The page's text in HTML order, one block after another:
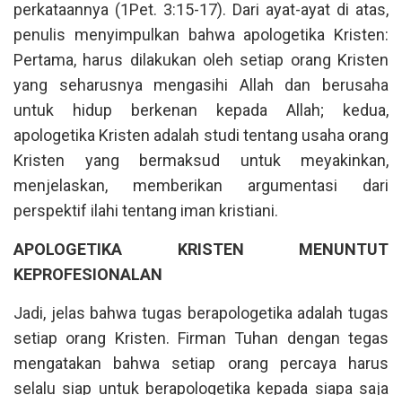
perkataannya (1Pet. 3:15-17). Dari ayat-ayat di atas,
penulis menyimpulkan bahwa apologetika Kristen:
Pertama, harus dilakukan oleh setiap orang Kristen
yang seharusnya mengasihi Allah dan berusaha
untuk hidup berkenan kepada Allah; kedua,
apologetika Kristen adalah studi tentang usaha orang
Kristen yang bermaksud untuk meyakinkan,
menjelaskan, memberikan argumentasi dari
perspektif ilahi tentang iman kristiani.
APOLOGETIKA KRISTEN MENUNTUT
KEPROFESIONALAN
Jadi, jelas bahwa tugas berapologetika adalah tugas
setiap orang Kristen. Firman Tuhan dengan tegas
mengatakan bahwa setiap orang percaya harus
selalu siap untuk berapologetika kepada siapa saja